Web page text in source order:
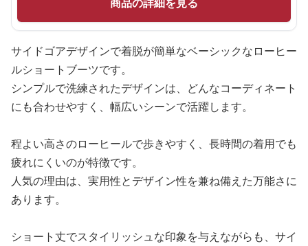
サイドゴアデザインで着脱が簡単なベーシックなローヒー
ルショートブーツです。
シンプルで洗練されたデザインは、どんなコーディネート
にも合わせやすく、幅広いシーンで活躍します。
程よい高さのローヒールで歩きやすく、長時間の着用でも
疲れにくいのが特徴です。
人気の理由は、実用性とデザイン性を兼ね備えた万能さに
あります。
ショート丈でスタイリッシュな印象を与えながらも、サイ